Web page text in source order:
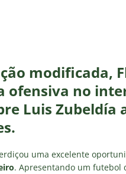
de agosto de 2026 ]
Crise política
de influenciadores e jornalistas
agosto de 2026 ]
agosto de 2026 ] “O ano acabou”:
modificada,
ofensiva no
Luis Zubeldía
uma excelente
. Apresentando um futebol